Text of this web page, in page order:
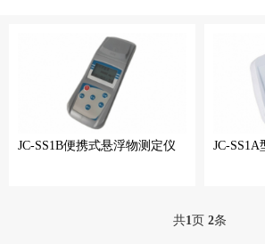
JC-SS1B便携式悬浮物测定仪 JC-
共1页 2条